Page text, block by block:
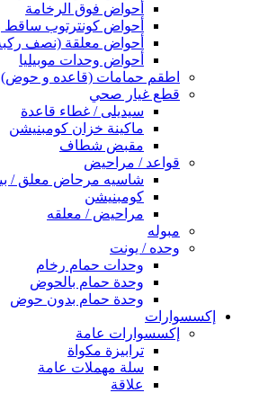
أحواض فوق الرخامة
أحواض كونترتوب ساقط
أحواض معلقة (نصف
أحواض وحدات موبيليا
اطقم حمامات (قاعده و حوض)
قطع غيار صحي
سيديلى / غطاء قاعدة
ماكينة خزان كومبنيشن
مقبض شطاف
قواعد / مراحيض
شاسيه مرحاض معلق /
كومبنيشن
مراحيض / معلقه
مبوله
وحده / يونت
وحدات حمام رخام
وحدة حمام بالحوض
وحدة حمام بدون حوض
إكسسوارات
إكسسوارات عامة
ترابيزة مكواة
سلة مهملات عامة
علاقة